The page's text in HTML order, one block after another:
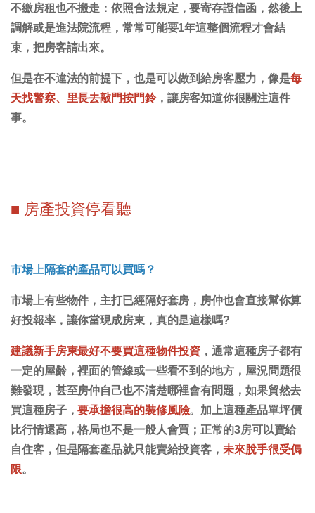
不繳房租也不搬走：依照合法規定，要寄存證信函，然後上
調解或是進法院流程，常常可能要1年這整個流程才會結
束，把房客請出來。
但是在不違法的前提下，也是可以做到給房客壓力，像是每
天找警察、里長去敲門按門鈴，讓房客知道你很關注這件
事。
■ 房產投資停看聽
市場上隔套的產品可以買嗎？
市場上有些物件，主打已經隔好套房，房仲也會直接幫你算
好投報率，讓你當現成房東，真的是這樣嗎?
建議新手房東最好不要買這種物件投資 ，通常這種房子都有
一定的屋齡，裡面的管線或一些看不到的地方，屋況問題很
難發現，甚至房仲自己也不清楚哪裡會有問題，如果貿然去
買這種房子，要承擔很高的裝修風險。加上這種產品單坪價
比行情還高，格局也不是一般人會買；正常的3房可以賣給
自住客，但是隔套產品就只能賣給投資客，未來脫手很受侷
限。